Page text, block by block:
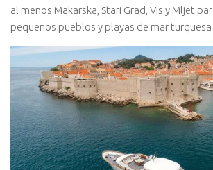
al menos Makarska, Stari Grad, Vis y Mljet
pequeños pueblos y playas de mar